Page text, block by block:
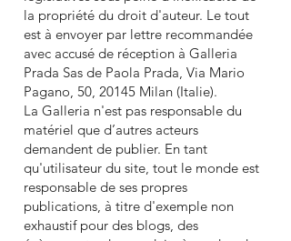
la propriété du droit d'auteur. Le tout
est à envoyer par lettre recommandée
avec accusé de réception à Galleria
Prada Sas de Paola Prada, Via Mario
Pagano, 50, 20145 Milan (Italie).
La Galleria n'est pas responsable du
matériel que d’autres acteurs
demandent de publier. En tant
qu'utilisateur du site, tout le monde est
responsable de ses propres
publications, à titre d'exemple non
exhaustif pour des blogs, des